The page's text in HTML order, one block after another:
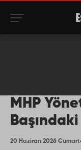
MHP
20 Haziran 2026